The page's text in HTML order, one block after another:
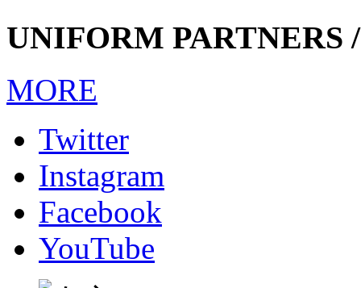
UNIFORM PARTNERS
MORE
Twitter
Instagram
Facebook
YouTube